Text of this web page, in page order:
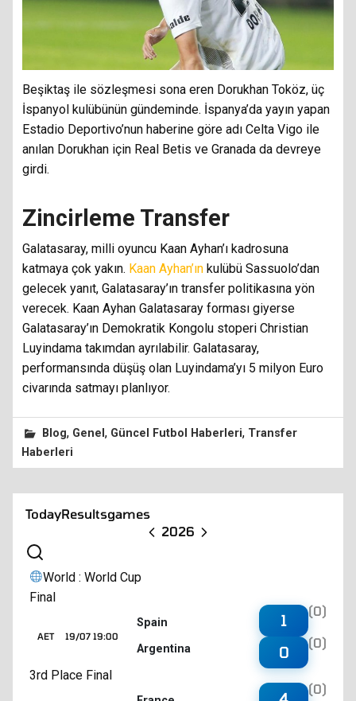
Beşiktaş ile sözleşmesi sona eren Dorukhan Toköz, üç
İspanyol kulübünün gündeminde. İspanya’da yayın yapan
Estadio Deportivo’nun haberine göre adı Celta Vigo ile
anılan Dorukhan için Real Betis ve Granada da devreye
girdi.
Zincirleme Transfer
Galatasaray, milli oyuncu Kaan Ayhan’ı kadrosuna
katmaya çok yakın. Kaan Ayhan’ın kulübü Sassuolo’dan
gelecek yanıt, Galatasaray’ın transfer politikasına yön
verecek. Kaan Ayhan Galatasaray forması giyerse
Galatasaray’ın Demokratik Kongolu stoperi Christian
Luyindama takımdan ayrılabilir. Galatasaray,
performansında düşüş olan Luyindama’yı 5 milyon Euro
civarında satmayı planlıyor.
Blog, Genel, Güncel Futbol Haberleri, Transfer
Haberleri
TodayResultsgames
2026
World : World Cup
Final
19/07 19:00
AET
Spain
Argentina
1
(0)
0
(0)
3rd Place Final
(0)